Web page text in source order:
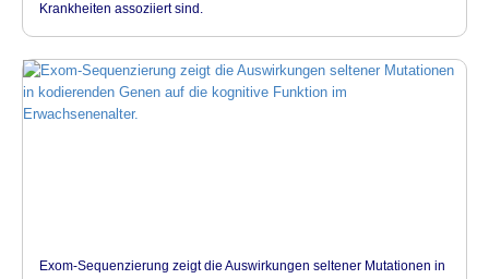
Krankheiten assoziiert sind.
Exom-Sequenzierung zeigt die Auswirkungen seltener Mutationen in